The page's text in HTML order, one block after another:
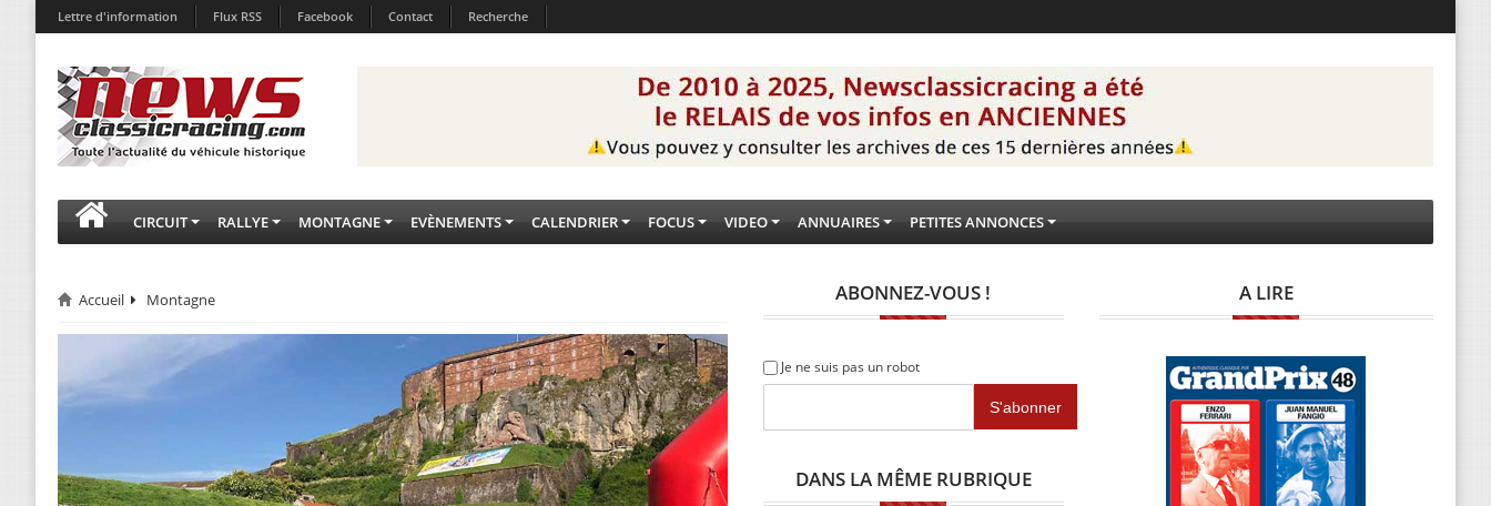
Lettre d'information Flux RSS Facebook Contact Recherche
CIRCUIT RALLYE MONTAGNE EVÈNEMENTS CALENDRIER FOCUS VIDEO ANNUAIRES PETITES ANNONCES
Accueil Montagne ABONNEZ-VOUS !
Je ne suis pas un robot
DANS LA MÊME RUBRIQUE
A LIRE